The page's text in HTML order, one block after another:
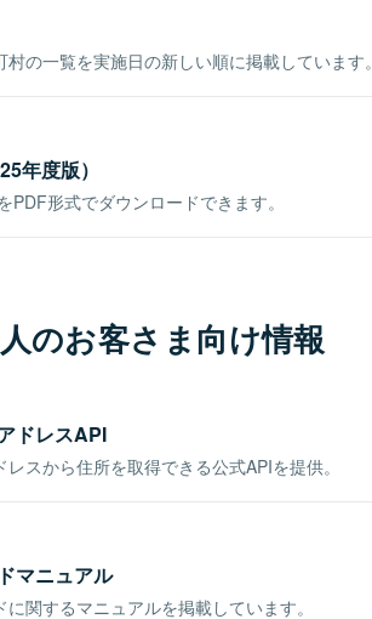
の一覧を実施日の新しい順に掲載しています。
年度版）
形式でダウンロードできます。
のお客さま向け情報
ドレスAPI
スから住所を取得できる公式APIを提供。
マニュアル
関するマニュアルを掲載しています。